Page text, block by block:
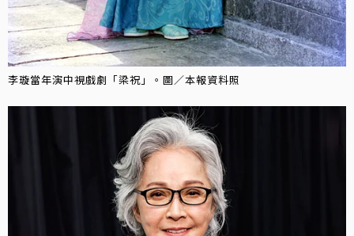
李璇當年演中視戲劇「梁祝」。圖／本報資料照